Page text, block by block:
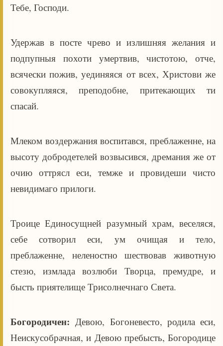
Тебе, Господи.
Удержав в посте чрево и излишняя желания и
подпупныя похоти умертвив, чистотою, отче,
всячески пожив, уединяяся от всех, Христови же
совокупляяся, преподобне, притекающих ти
спасай.
Млеком воздержания воспитався, преблаженне, на
высоту добродетелей возвысився, дремания же от
очию оттрясл еси, темже и провидеши чисто
невидимаго прилоги.
Троице Единосущней разумный храм, веселяся,
себе сотворил еси, ум очищая и тело,
преблаженне, неленостно шествовав животную
стезю, измлада возлюби Творца, премудре, и
бысть приятелище Трисолнечнаго Света.
Богородичен:Девою, Богоневесто, родила еси,
Неискусобрачная, и Девою пребысть, Богородице